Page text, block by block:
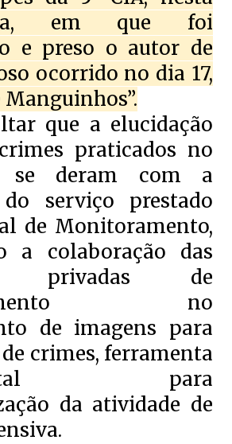
em que foi
e preso o autor de
ocorrido no dia 17,
Manguinhos”.
que a elucidação
praticados no
se deram com a
serviço prestado
de Monitoramento,
a colaboração das
privadas de
no
de imagens para
crimes, ferramenta
para
da atividade de